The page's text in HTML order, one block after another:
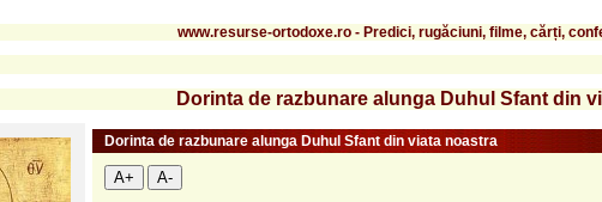
www.resurse-ortodoxe.ro - Predici, rugăciuni, filme, cărți,
Dorinta de razbunare alunga Duhul Sfant din
Dorinta de razbunare alunga Duhul Sfant din viata noastra
A+ A-